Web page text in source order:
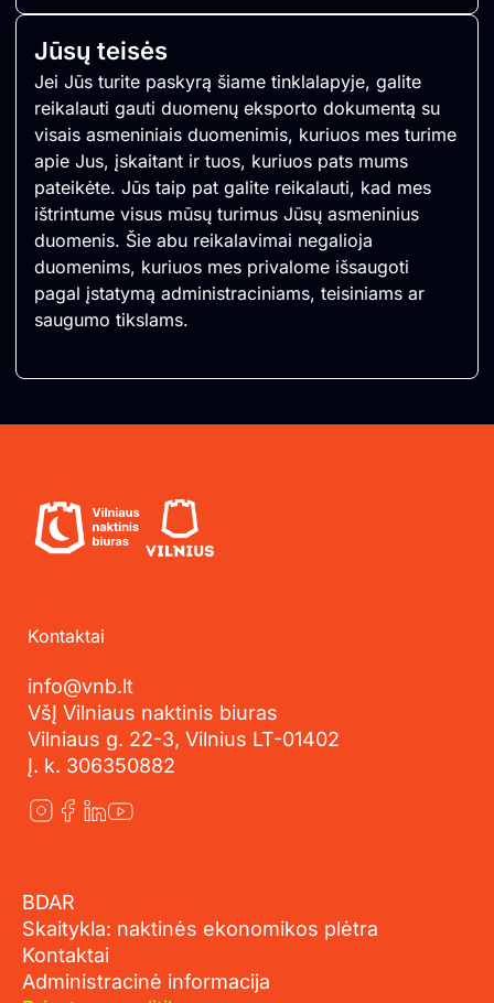
Jūsų teisės
Jei Jūs turite paskyrą šiame tinklalapyje, galite
reikalauti gauti duomenų eksporto dokumentą su
visais asmeniniais duomenimis, kuriuos mes turime
apie Jus, įskaitant ir tuos, kuriuos pats mums
pateikėte. Jūs taip pat galite reikalauti, kad mes
ištrintume visus mūsų turimus Jūsų asmeninius
duomenis. Šie abu reikalavimai negalioja
duomenims, kuriuos mes privalome išsaugoti
pagal įstatymą administraciniams, teisiniams ar
saugumo tikslams.
Kontaktai
info@vnb.lt
VšĮ Vilniaus naktinis biuras
Vilniaus g. 22-3, Vilnius LT-01402
Į. k. 306350882
BDAR
Skaitykla: naktinės ekonomikos plėtra
Kontaktai
Administracinė informacija